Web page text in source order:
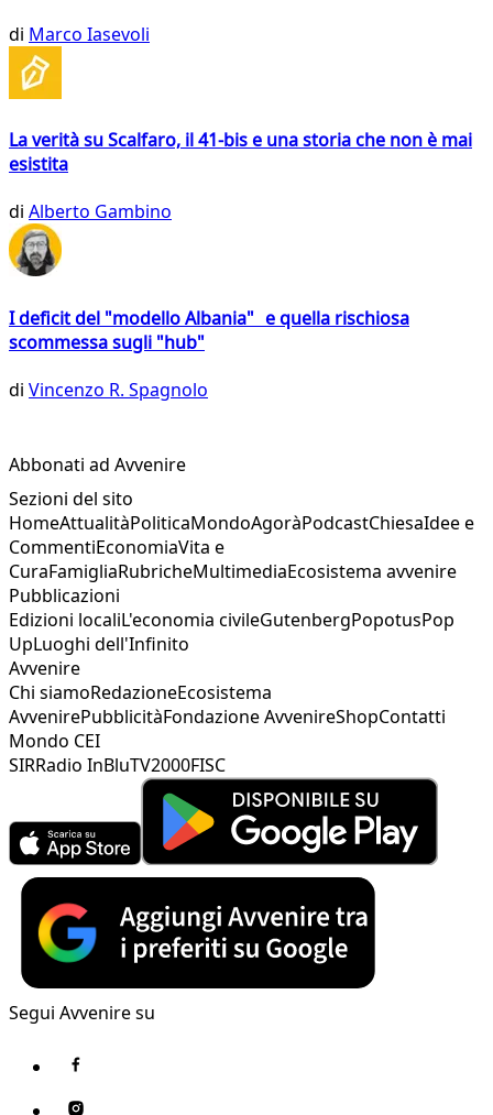
di Marco Iasevoli
La verità su Scalfaro, il 41-bis e una storia che non è mai
esistita
di Alberto Gambino
I deficit del "modello Albania" e quella rischiosa
scommessa sugli "hub"
di Vincenzo R. Spagnolo
Abbonati ad Avvenire
Sezioni del sito
HomeAttualitàPoliticaMondoAgoràPodcastChiesaIdee e
CommentiEconomiaVita e
CuraFamigliaRubricheMultimediaEcosistema avvenire
Pubblicazioni
Edizioni localiL'economia civileGutenbergPopotusPop
UpLuoghi dell'Infinito
Avvenire
Chi siamoRedazioneEcosistema
AvvenirePubblicitàFondazione AvvenireShopContatti
Mondo CEI
SIRRadio InBluTV2000FISC
Segui Avvenire su